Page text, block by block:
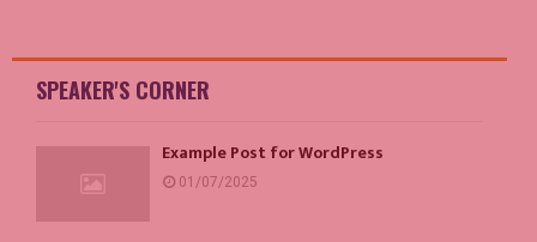
SPEAKER'S CORNER
Example Post for WordPress
01/07/2025